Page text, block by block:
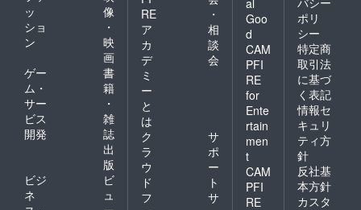
（後
日、企
業紹介
の契約
書を
で、送
らせて
頂きま
す。）
ッ
ショ
ン
像
・
映
画
ゲー
ム・
サー
ビス
開発
書
籍
・
雑
誌
出
版
ビジ
ネ
ビ
ュ
RE
ア
カ
デ
ミ
ー
と
は
・
相
談
会
ク
ラ
ウ
ド
フ
サ
ポ
ー
ト
サ
Goo
d
CAM
PFI
RE
for
Ente
rtain
men
t
CAM
PFI
RE
ポリ
シー
特定商
取引法
に基づ
く表記
情報セ
キュリ
ティ方
針
反社基
本方針
カスタ